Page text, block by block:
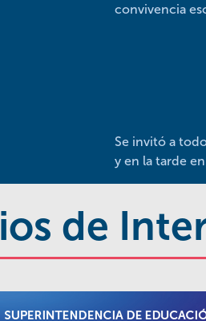
convivencia
Se invitó a
y en la tarde
de